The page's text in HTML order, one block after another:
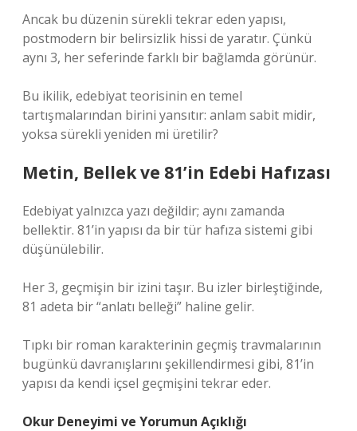
Ancak bu düzenin sürekli tekrar eden yapısı,
postmodern bir belirsizlik hissi de yaratır. Çünkü
aynı 3, her seferinde farklı bir bağlamda görünür.
Bu ikilik, edebiyat teorisinin en temel
tartışmalarından birini yansıtır: anlam sabit midir,
yoksa sürekli yeniden mi üretilir?
Metin, Bellek ve 81’in Edebi Hafızası
Edebiyat yalnızca yazı değildir; aynı zamanda
bellektir. 81’in yapısı da bir tür hafıza sistemi gibi
düşünülebilir.
Her 3, geçmişin bir izini taşır. Bu izler birleştiğinde,
81 adeta bir “anlatı belleği” haline gelir.
Tıpkı bir roman karakterinin geçmiş travmalarının
bugünkü davranışlarını şekillendirmesi gibi, 81’in
yapısı da kendi içsel geçmişini tekrar eder.
Okur Deneyimi ve Yorumun Açıklığı